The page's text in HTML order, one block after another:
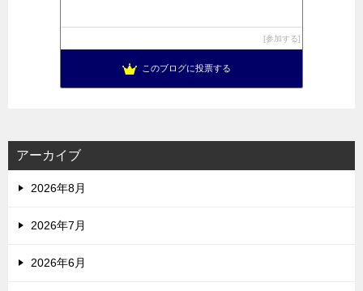
参加する
このブログに投票する
アーカイブ
2026年8月
2026年7月
2026年6月